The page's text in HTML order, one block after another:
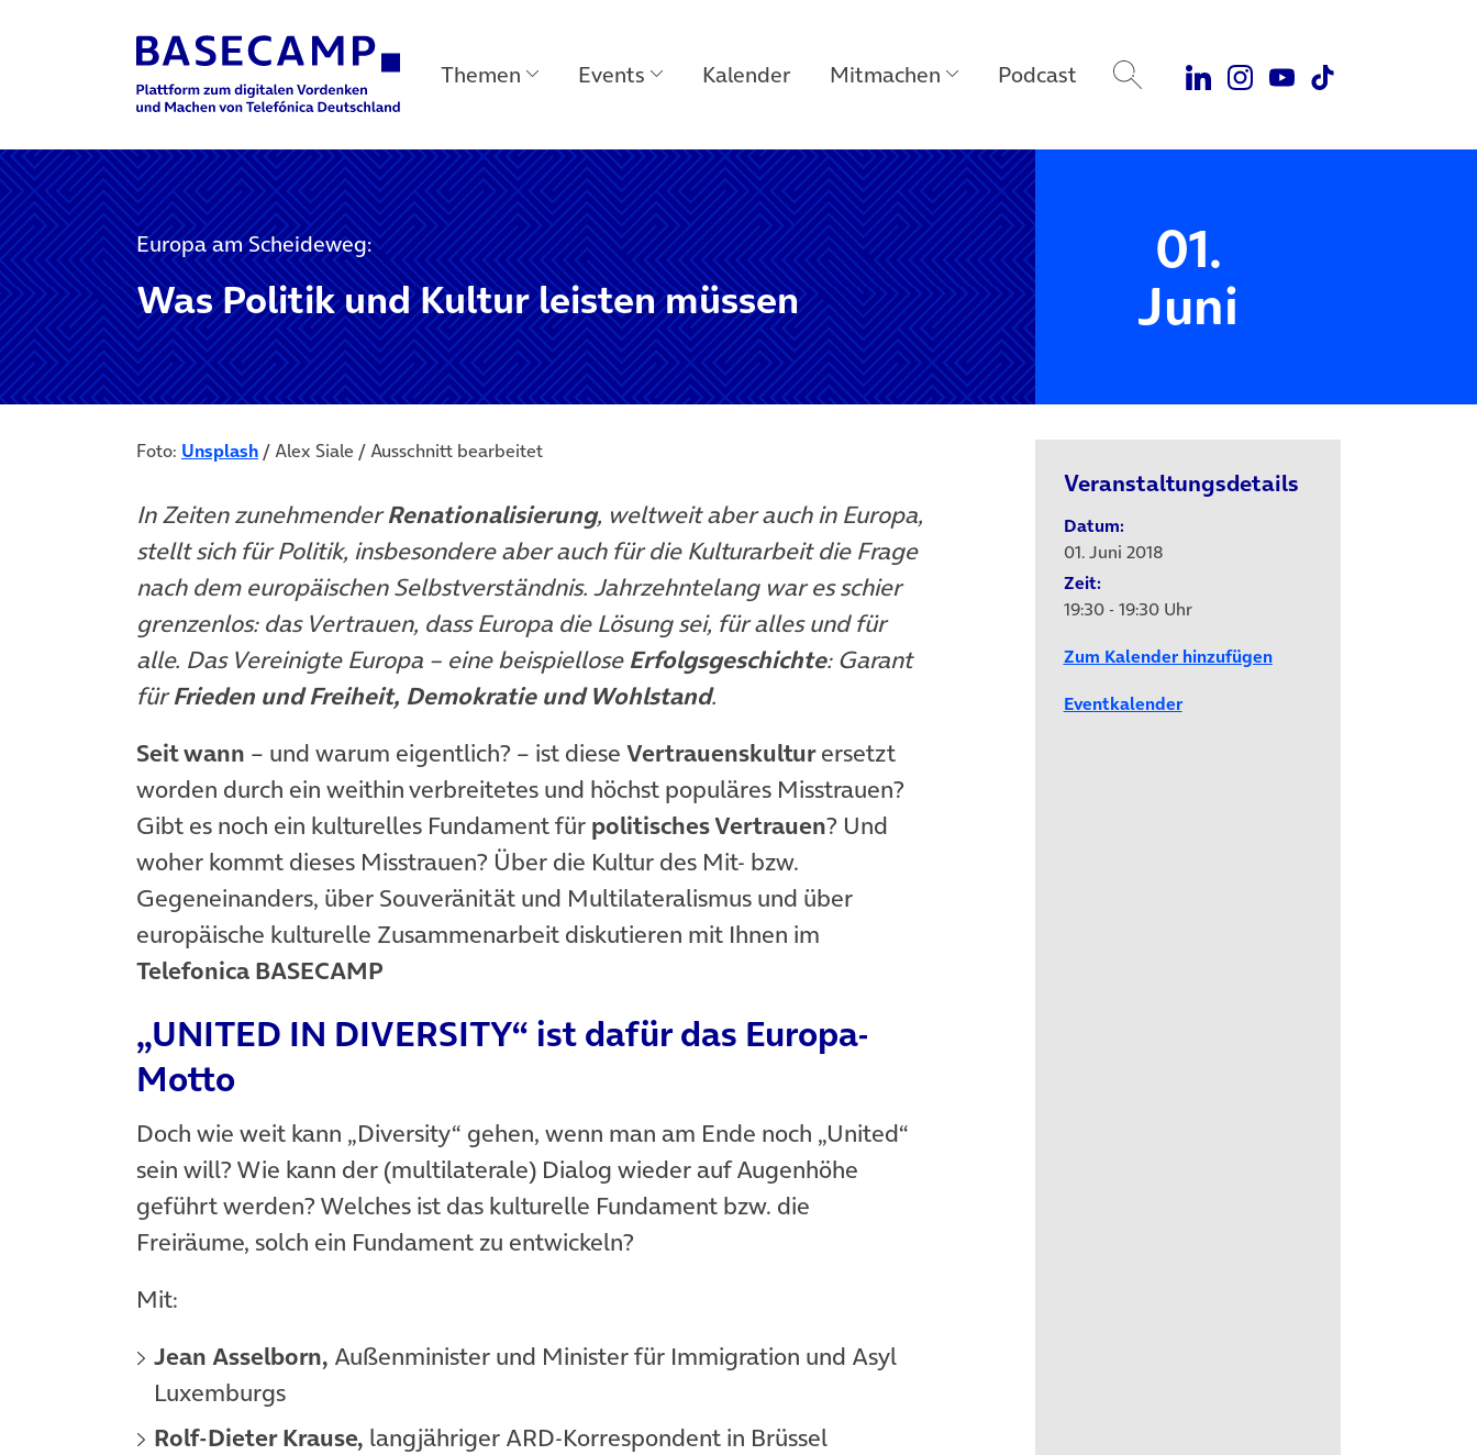
Main Navigation Themen Events Kalender Mitmachen Podcast
Europa am Scheideweg:
Was Politik und Kultur leisten müssen
01.
Juni
Foto: Unsplash/ Alex Siale / Ausschnitt bearbeitet
In Zeiten zunehmenderRenationalisierung, weltweit aber auch in Europa,
stellt sich für Politik, insbesondere aber auch für die Kulturarbeit die Frage
nach dem europäischen Selbstverständnis. Jahrzehntelang war es schier
grenzenlos: das Vertrauen, dass Europa die Lösung sei, für alles und für
alle. Das Vereinigte Europa – eine beispielloseErfolgsgeschichte: Garant
fürFrieden und Freiheit, Demokratie und Wohlstand.
Seit wann – und warum eigentlich? – ist diese Vertrauenskulturersetzt
worden durch ein weithin verbreitetes und höchst populäres Misstrauen?
Gibt es noch ein kulturelles Fundament für politisches Vertrauen? Und
woher kommt dieses Misstrauen? Über die Kultur des Mit- bzw.
Gegeneinanders, über Souveränität und Multilateralismus und über
europäische kulturelle Zusammenarbeit diskutieren mit Ihnen im
Telefonica BASECAMP
„UNITED IN DIVERSITY“ ist dafür das Europa-
Motto
Doch wie weit kann „Diversity“ gehen, wenn man am Ende noch „United“
sein will? Wie kann der (multilaterale) Dialog wieder auf Augenhöhe
geführt werden? Welches ist das kulturelle Fundament bzw. die
Freiräume, solch ein Fundament zu entwickeln?
Mit:
Jean Asselborn, Außenminister und Minister für Immigration und Asyl
Luxemburgs
Rolf-Dieter Krause, langjähriger ARD-Korrespondent in Brüssel
Veranstaltungsdetails
Datum:
01. Juni 2018
Zeit:
19:30 - 19:30 Uhr
Zum Kalender hinzufügen
Eventkalender